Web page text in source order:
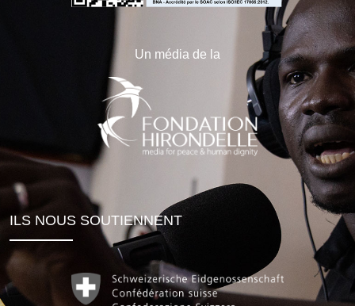
Un média de la
ILS NOUS SOUTIENNENT